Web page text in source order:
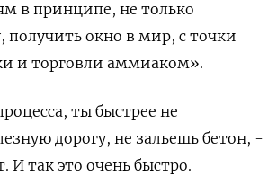
в принципе, не только
получить окно в мир, с точки
и торговли аммиаком».
ты быстрее не
дорогу, не зальешь бетон, -
И так это очень быстро.